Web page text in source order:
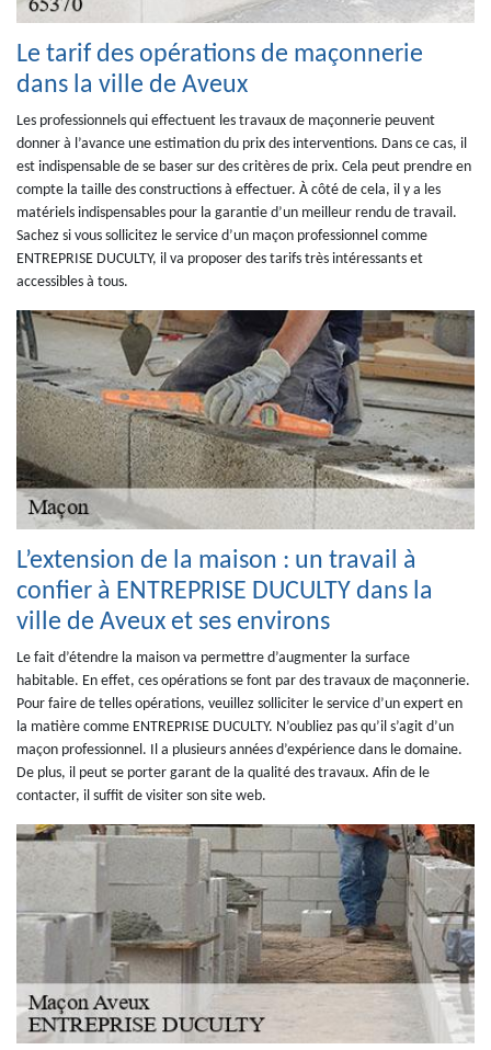
Le tarif des opérations de maçonnerie
dans la ville de Aveux
Les professionnels qui effectuent les travaux de maçonnerie peuvent
donner à l’avance une estimation du prix des interventions. Dans ce cas, il
est indispensable de se baser sur des critères de prix. Cela peut prendre en
compte la taille des constructions à effectuer. À côté de cela, il y a les
matériels indispensables pour la garantie d’un meilleur rendu de travail.
Sachez si vous sollicitez le service d’un maçon professionnel comme
ENTREPRISE DUCULTY, il va proposer des tarifs très intéressants et
accessibles à tous.
L’extension de la maison : un travail à
confier à ENTREPRISE DUCULTY dans la
ville de Aveux et ses environs
Le fait d’étendre la maison va permettre d’augmenter la surface
habitable. En effet, ces opérations se font par des travaux de maçonnerie.
Pour faire de telles opérations, veuillez solliciter le service d’un expert en
la matière comme ENTREPRISE DUCULTY. N’oubliez pas qu’il s’agit d’un
maçon professionnel. Il a plusieurs années d’expérience dans le domaine.
De plus, il peut se porter garant de la qualité des travaux. Afin de le
contacter, il suffit de visiter son site web.